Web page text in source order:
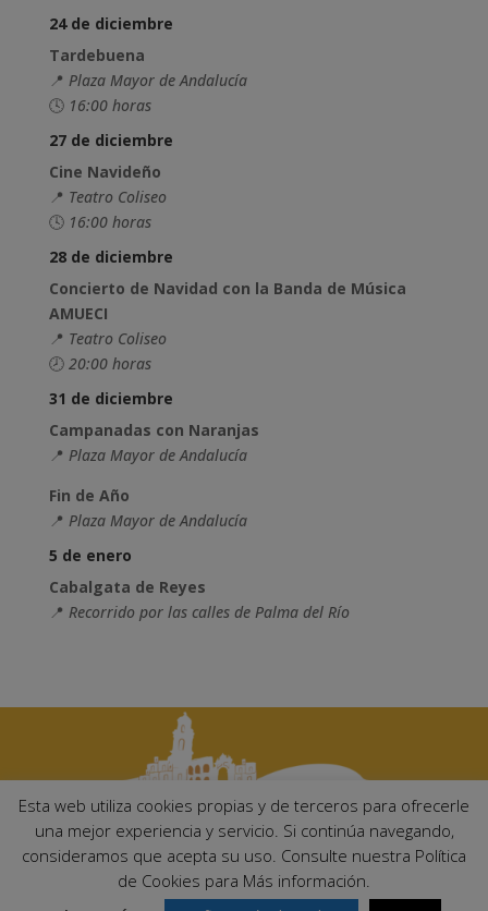
24 de diciembre
Tardebuena
📍 Plaza Mayor de Andalucía
🕓 16:00 horas
27 de diciembre
Cine Navideño
📍 Teatro Coliseo
🕓 16:00 horas
28 de diciembre
Concierto de Navidad con la Banda de Música
AMUECI
📍 Teatro Coliseo
🕗 20:00 horas
31 de diciembre
Campanadas con Naranjas
📍 Plaza Mayor de Andalucía
Fin de Año
📍 Plaza Mayor de Andalucía
5 de enero
Cabalgata de Reyes
📍 Recorrido por las calles de Palma del Río
Ayuntamiento de Palma del Río. Plaza Mayor de Andalucía, 1 C.P:
14700 – Palma del Río (Córdoba)
Esta web utiliza cookies propias y de terceros para ofrecerle
una mejor experiencia y servicio. Si continúa navegando,
consideramos que acepta su uso. Consulte nuestra Política
de Cookies para Más información.